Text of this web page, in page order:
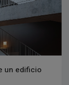
un edificio